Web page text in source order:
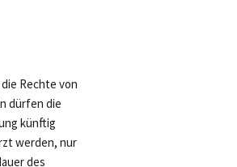
Rechte von
dürfen die
künftig
werden, nur
des